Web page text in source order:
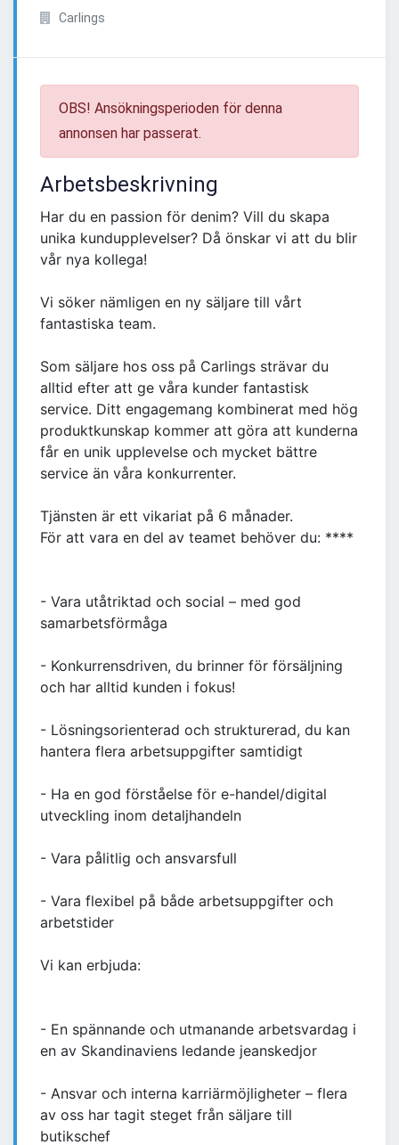
Carlings
OBS! Ansökningsperioden för denna
annonsen har passerat.
Arbetsbeskrivning
Har du en passion för denim? Vill du skapa
unika kundupplevelser? Då önskar vi att du blir
vår nya kollega!
Vi söker nämligen en ny säljare till vårt
fantastiska team.
Som säljare hos oss på Carlings strävar du
alltid efter att ge våra kunder fantastisk
service. Ditt engagemang kombinerat med hög
produktkunskap kommer att göra att kunderna
får en unik upplevelse och mycket bättre
service än våra konkurrenter.
Tjänsten är ett vikariat på 6 månader.
För att vara en del av teamet behöver du: ****
- Vara utåtriktad och social – med god
samarbetsförmåga
- Konkurrensdriven, du brinner för försäljning
och har alltid kunden i fokus!
- Lösningsorienterad och strukturerad, du kan
hantera flera arbetsuppgifter samtidigt
- Ha en god förståelse för e-handel/digital
utveckling inom detaljhandeln
- Vara pålitlig och ansvarsfull
- Vara flexibel på både arbetsuppgifter och
arbetstider
Vi kan erbjuda:
- En spännande och utmanande arbetsvardag i
en av Skandinaviens ledande jeanskedjor
- Ansvar och interna karriärmöjligheter – flera
av oss har tagit steget från säljare till
butikschef